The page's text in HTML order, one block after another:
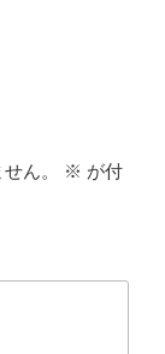
ん。 ※ が付